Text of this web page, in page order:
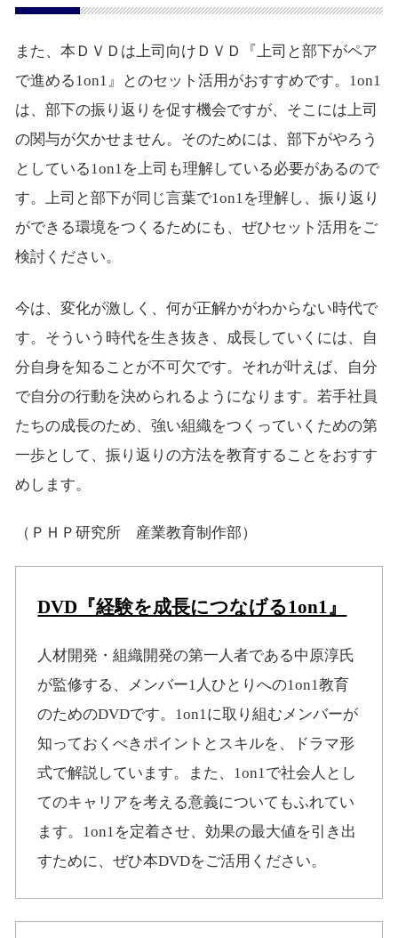
また、本ＤＶＤは上司向けＤＶＤ『上司と部下がペア
で進める1on1』とのセット活用がおすすめです。1on1
は、部下の振り返りを促す機会ですが、そこには上司
の関与が欠かせません。そのためには、部下がやろう
としている1on1を上司も理解している必要があるので
す。上司と部下が同じ言葉で1on1を理解し、振り返り
ができる環境をつくるためにも、ぜひセット活用をご
検討ください。
今は、変化が激しく、何が正解かがわからない時代で
す。そういう時代を生き抜き、成長していくには、自
分自身を知ることが不可欠です。それが叶えば、自分
で自分の行動を決められるようになります。若手社員
たちの成長のため、強い組織をつくっていくための第
一歩として、振り返りの方法を教育することをおすす
めします。
（ＰＨＰ研究所 産業教育制作部）
DVD『経験を成長につなげる1on1』
人材開発・組織開発の第一人者である中原淳氏
が監修する、メンバー1人ひとりへの1on1教育
のためのDVDです。1on1に取り組むメンバーが
知っておくべきポイントとスキルを、ドラマ形
式で解説しています。また、1on1で社会人とし
てのキャリアを考える意義についてもふれてい
ます。1on1を定着させ、効果の最大値を引き出
すために、ぜひ本DVDをご活用ください。